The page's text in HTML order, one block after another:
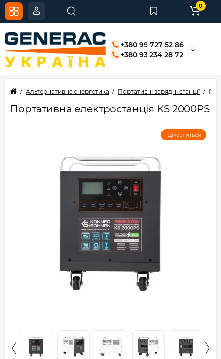
+380 99 727 52 86
+380 93 234 28 72
0
Альтернативна енергетика Портативні зарядні станції
Портативна електростанція KS 2000PS
Цікавляться